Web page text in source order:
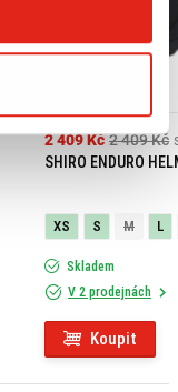
2 409 Kč
2 409 Kč
SHIRO ENDURO
XS S M L
Skladem
V 2 prodejnách
Koupit